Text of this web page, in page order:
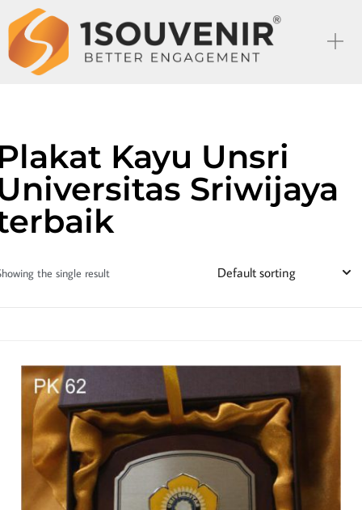
Kayu Unsri
Sriwijaya
the single result